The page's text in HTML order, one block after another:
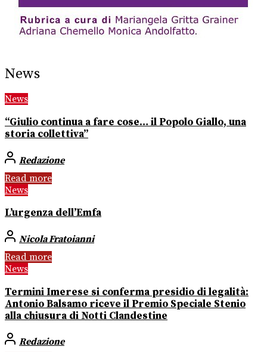
News
News
“Giulio continua a fare cose… il Popolo Giallo, una
storia collettiva”
Redazione
Read more
News
L’urgenza dell’Emfa
Nicola Fratoianni
Read more
News
Termini Imerese si conferma presidio di legalità:
Antonio Balsamo riceve il Premio Speciale Stenio
alla chiusura di Notti Clandestine
Redazione